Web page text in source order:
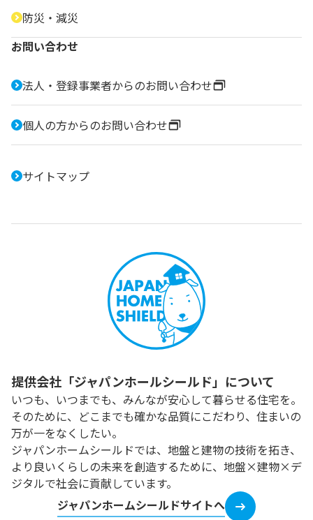
防災・減災
お問い合わせ
法人・登録事業者からのお問い合わせ
個人の方からのお問い合わせ
サイトマップ
提供会社「ジャパンホールシールド」について
いつも、いつまでも、みんなが安心して暮らせる住宅を。
そのために、どこまでも確かな品質にこだわり、住まいの
万が一をなくしたい。
ジャパンホームシールドでは、地盤と建物の技術を拓き、
より良いくらしの未来を創造するために、地盤×建物×デ
ジタルで社会に貢献しています。
ジャパンホームシールドサイトへ